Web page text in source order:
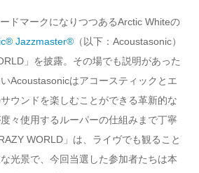
ドマークになりつつあるArctic Whiteの
Jazzmaster®︎（以下：Acoustasonic）
」を披露。その場でも説明があった
Acoustasonicはアコースティックとエ
ウンドを楽しむことができる革新的な
々使用するルーパーの仕組みまで丁寧
WORLD」は、ライヴでも観ること
光景で、今回当選した参加者たちは本